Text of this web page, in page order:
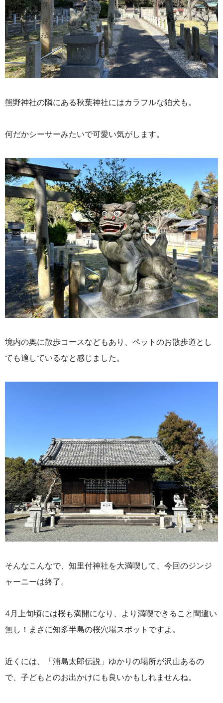
熊野神社の隣にある秋葉神社にはカラフルな狛犬も。
何だかシーサーみたいで可愛い気がします。
境内の奥に散歩コースなどもあり、ペットのお散歩道とし
ても適しているなと感じました。
そんなこんなで、知里付神社を大満喫して、今回のジンジ
ャーニーは終了。
4月上旬頃には桜も満開になり、より満喫できること間違い
無し！まさに知多半島の桜穴場スポットですよ。
近くには、「浦島太郎伝説」ゆかりの場所が沢山あるの
で、子どもとのお出かけにも良いかもしれませんね。